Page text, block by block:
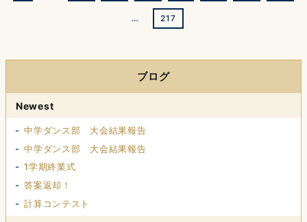
… 217
ブログ
Newest
中学ダンス部 大会結果報告
中学ダンス部 大会結果報告
1学期終業式
答案返却！
計算コンテスト